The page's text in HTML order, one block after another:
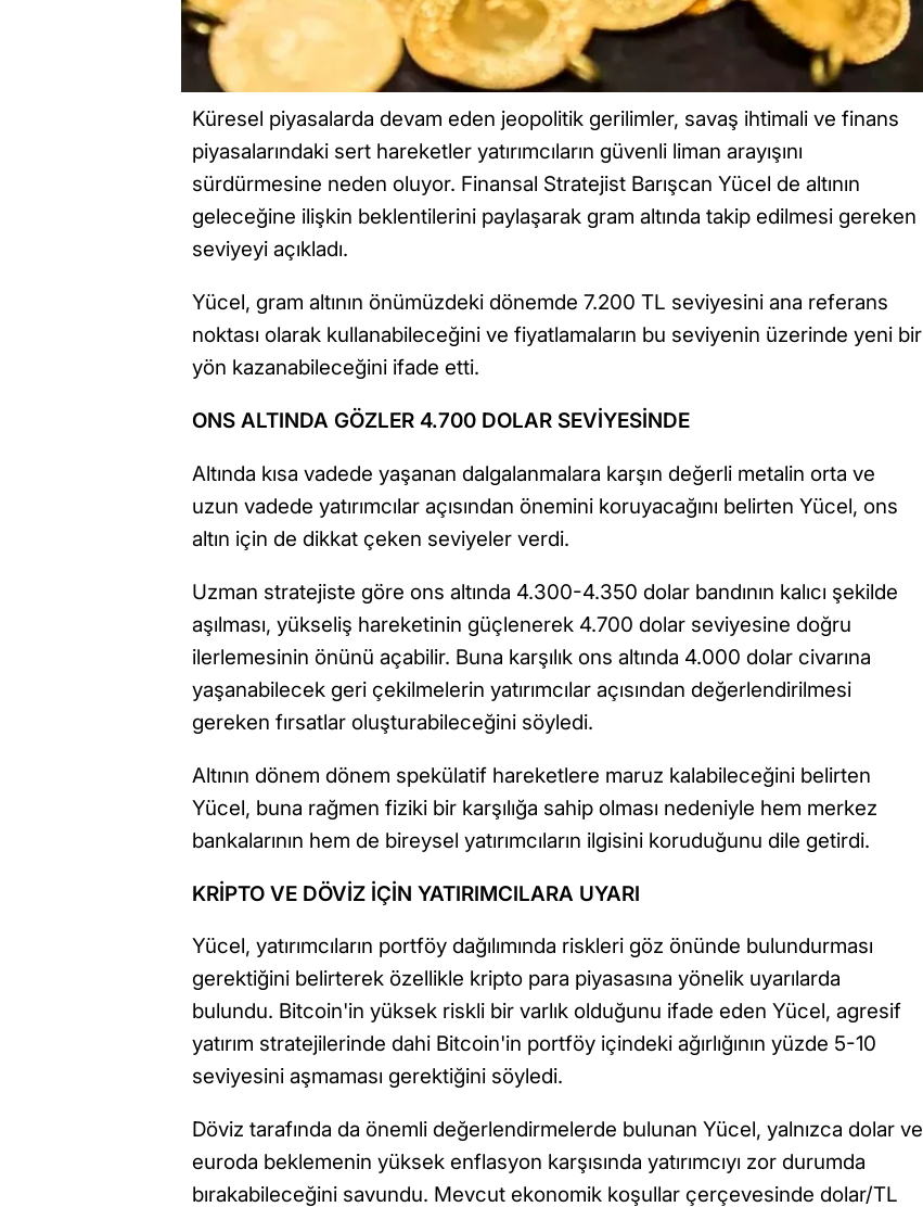
Küresel piyasalarda devam eden jeopolitik gerilimler, savaş ihtimali ve finans
piyasalarındaki sert hareketler yatırımcıların güvenli liman arayışını
sürdürmesine neden oluyor. Finansal Stratejist Barışcan Yücel de altının
geleceğine ilişkin beklentilerini paylaşarak gram altında takip edilmesi gereken
seviyeyi açıkladı.
Yücel, gram altının önümüzdeki dönemde 7.200 TL seviyesini ana referans
noktası olarak kullanabileceğini ve fiyatlamaların bu seviyenin üzerinde yeni bir
yön kazanabileceğini ifade etti.
ONS ALTINDA GÖZLER 4.700 DOLAR SEVİYESİNDE
Altında kısa vadede yaşanan dalgalanmalara karşın değerli metalin orta ve
uzun vadede yatırımcılar açısından önemini koruyacağını belirten Yücel, ons
altın için de dikkat çeken seviyeler verdi.
Uzman stratejiste göre ons altında 4.300-4.350 dolar bandının kalıcı şekilde
aşılması, yükseliş hareketinin güçlenerek 4.700 dolar seviyesine doğru
ilerlemesinin önünü açabilir. Buna karşılık ons altında 4.000 dolar civarına
yaşanabilecek geri çekilmelerin yatırımcılar açısından değerlendirilmesi
gereken fırsatlar oluşturabileceğini söyledi.
Altının dönem dönem spekülatif hareketlere maruz kalabileceğini belirten
Yücel, buna rağmen fiziki bir karşılığa sahip olması nedeniyle hem merkez
bankalarının hem de bireysel yatırımcıların ilgisini koruduğunu dile getirdi.
KRİPTO VE DÖVİZ İÇİN YATIRIMCILARA UYARI
Yücel, yatırımcıların portföy dağılımında riskleri göz önünde bulundurması
gerektiğini belirterek özellikle kripto para piyasasına yönelik uyarılarda
bulundu. Bitcoin'in yüksek riskli bir varlık olduğunu ifade eden Yücel, agresif
yatırım stratejilerinde dahi Bitcoin'in portföy içindeki ağırlığının yüzde 5-10
seviyesini aşmaması gerektiğini söyledi.
Döviz tarafında da önemli değerlendirmelerde bulunan Yücel, yalnızca dolar ve
euroda beklemenin yüksek enflasyon karşısında yatırımcıyı zor durumda
bırakabileceğini savundu. Mevcut ekonomik koşullar çerçevesinde dolar/TL